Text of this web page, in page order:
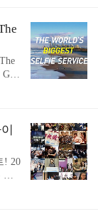
인
는
서
의
GIG
많
에
! 20
하
영